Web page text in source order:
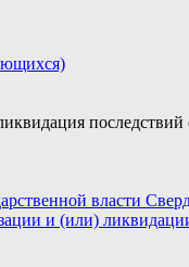
последствий
власти
и (или)